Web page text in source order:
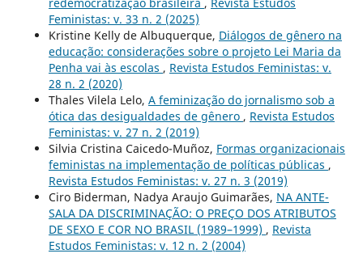
Feministas: v. 33 n. 2 (2025)
Kristine Kelly de Albuquerque, Diálogos de gênero na
educação: considerações sobre o projeto Lei Maria da
Penha vai às escolas , Revista Estudos Feministas: v.
28 n. 2 (2020)
Thales Vilela Lelo, A feminização do jornalismo sob a
ótica das desigualdades de gênero , Revista Estudos
Feministas: v. 27 n. 2 (2019)
Silvia Cristina Caicedo-Muñoz, Formas organizacionais
feministas na implementação de políticas públicas ,
Revista Estudos Feministas: v. 27 n. 3 (2019)
Ciro Biderman, Nadya Araujo Guimarães, NA ANTE-
SALA DA DISCRIMINAÇÃO: O PREÇO DOS ATRIBUTOS
DE SEXO E COR NO BRASIL (1989–1999) , Revista
Estudos Feministas: v. 12 n. 2 (2004)